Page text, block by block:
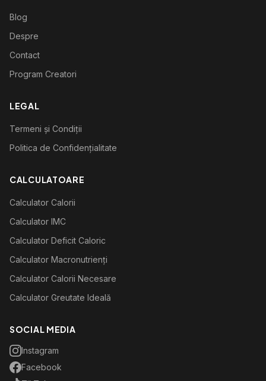
Blog
Despre
Contact
Program Creatori
LEGAL
Termeni și Condiții
Politica de Confidențialitate
CALCULATOARE
Calculator Calorii
Calculator IMC
Calculator Deficit Caloric
Calculator Macronutrienți
Calculator Calorii Necesare
Calculator Greutate Ideală
SOCIAL MEDIA
Instagram
Facebook